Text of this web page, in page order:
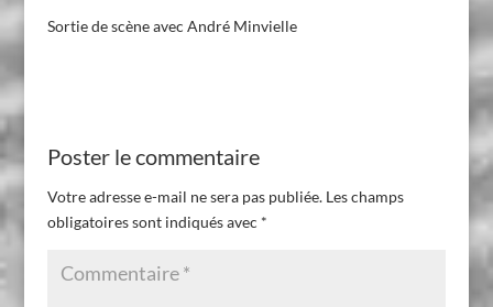
Sortie de scène avec André Minvielle
Poster le commentaire
Votre adresse e-mail ne sera pas publiée. Les champs
obligatoires sont indiqués avec *